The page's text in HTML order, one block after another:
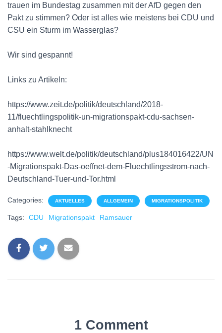
trauen im Bundestag zusammen mit der AfD gegen den
Pakt zu stimmen? Oder ist alles wie meistens bei CDU und
CSU ein Sturm im Wasserglas?
Wir sind gespannt!
Links zu Artikeln:
https://www.zeit.de/politik/deutschland/2018-
11/fluechtlingspolitik-un-migrationspakt-cdu-sachsen-
anhalt-stahlknecht
https://www.welt.de/politik/deutschland/plus184016422/UN
-Migrationspakt-Das-oeffnet-dem-Fluechtlingsstrom-nach-
Deutschland-Tuer-und-Tor.html
Categories: AKTUELLES ALLGEMEIN MIGRATIONSPOLITIK
Tags: CDU Migrationspakt Ramsauer
1 Comment